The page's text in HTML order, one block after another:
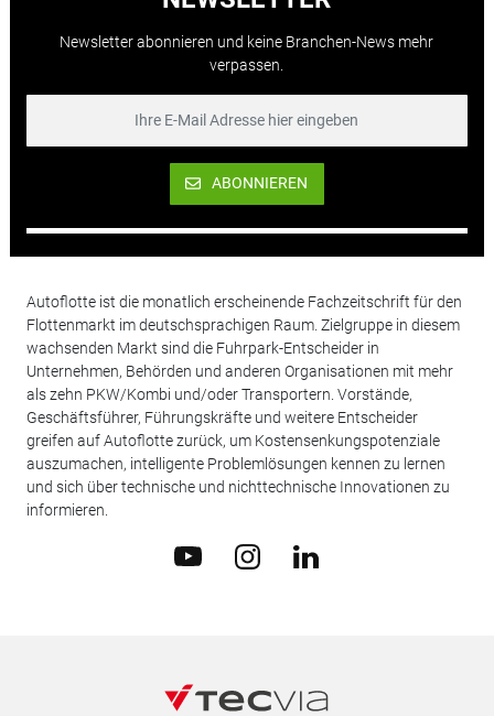
Newsletter abonnieren und keine Branchen-News mehr
verpassen.
ABONNIEREN
Autoflotte ist die monatlich erscheinende Fachzeitschrift für den
Flottenmarkt im deutschsprachigen Raum. Zielgruppe in diesem
wachsenden Markt sind die Fuhrpark-Entscheider in
Unternehmen, Behörden und anderen Organisationen mit mehr
als zehn PKW/Kombi und/oder Transportern. Vorstände,
Geschäftsführer, Führungskräfte und weitere Entscheider
greifen auf Autoflotte zurück, um Kostensenkungspotenziale
auszumachen, intelligente Problemlösungen kennen zu lernen
und sich über technische und nichttechnische Innovationen zu
informieren.